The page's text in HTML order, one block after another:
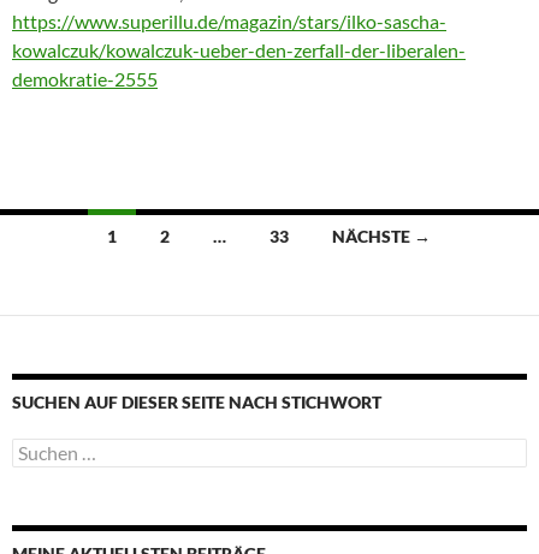
https://www.superillu.de/magazin/stars/ilko-sascha-
kowalczuk/kowalczuk-ueber-den-zerfall-der-liberalen-
demokratie-2555
Beitragsnavigation
1 2 … 33 NÄCHSTE →
SUCHEN AUF DIESER SEITE NACH STICHWORT
Suche
nach: